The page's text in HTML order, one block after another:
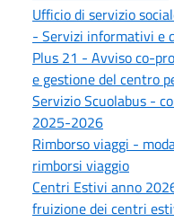
Ufficio di servizio
- Servizi informativi e
Plus 21 - Avviso co-
e gestione del centro
Servizio Scuolabus -
2025-2026
Rimborso viaggi -
rimborsi viaggio
Centri Estivi anno
fruizione dei centri